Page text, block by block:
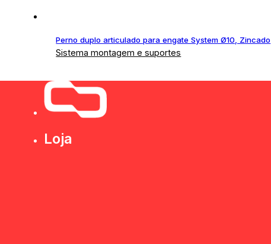
Perno duplo articulado para engate System Ø10, Zincado
Sistema montagem e suportes
Loja